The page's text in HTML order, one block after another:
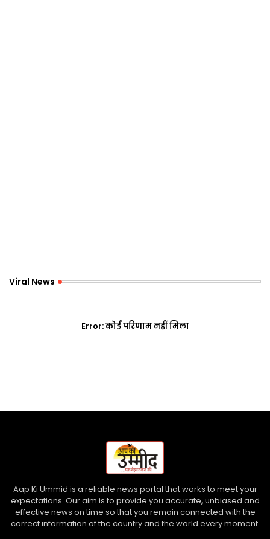
Viral News
Error:कोई परिणाम नहीं मिला
Aap Ki Ummid is a reliable news portal that works to meet your
expectations. Our aim is to provide you accurate, unbiased and
effective news on time so that you remain connected with the
correct information of the country and the world every moment.